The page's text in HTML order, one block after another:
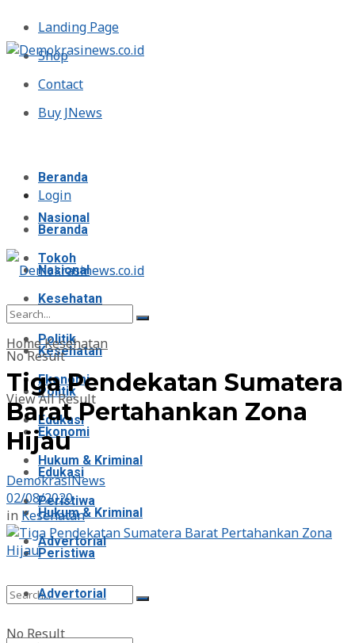
Landing Page
Shop
Contact
Buy JNews
Login
Beranda
Nasional
Tokoh
Kesehatan
Politik
Ekonomi
Edukasi
Hukum & Kriminal
Peristiwa
Advertorial
No Result
Beranda
Nasional
Tokoh
Kesehatan
Politik
Ekonomi
Edukasi
Hukum & Kriminal
Peristiwa
Advertorial
No Result
View All Result
HomeKesehatan
Tiga Pendekatan Sumatera
Barat Pertahankan Zona
Hijau
DemokrasiNews
02/08/2020
in Kesehatan